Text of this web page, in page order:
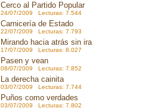
Cerco al Partido Popular
24/07/2009 Lecturas: 7.544
Carnicería de Estado
22/07/2009 Lecturas: 7.793
Mirando hacia atrás sin ira
17/07/2009 Lecturas: 8.027
Pasen y vean
08/07/2009 Lecturas: 7.852
La derecha cainita
03/07/2009 Lecturas: 7.744
Puños como verdades
03/07/2009 Lecturas: 7.802